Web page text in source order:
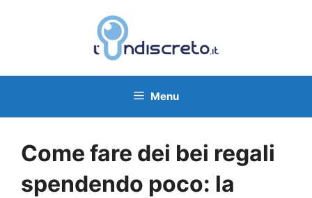
Menu
Come fare dei bei regali
spendendo poco: la